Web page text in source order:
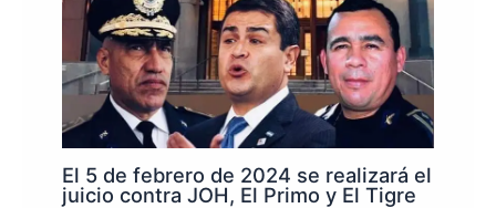
El 5 de febrero de 2024 se realizará el
juicio contra JOH, El Primo y El Tigre